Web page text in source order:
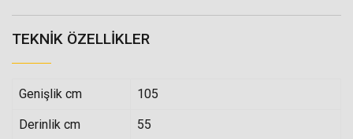
TEKNIK ÖZELLIKLER
Genişlik cm 105
Derinlik cm 55